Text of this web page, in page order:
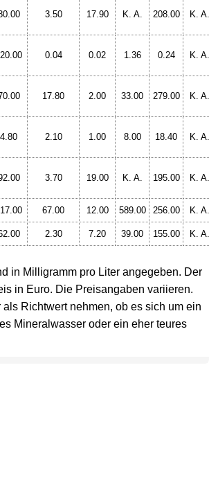
3.50 17.90 K. A. 208.00 K. A.
0.04 0.02 1.36 0.24 K. A.
17.80 2.00 33.00 279.00 K. A.
4.80 2.10 1.00 8.00 18.40 K. A.
3.70 19.00 K. A. 195.00 K. A.
67.00 12.00 589.00 256.00 K. A.
2.30 7.20 39.00 155.00 K. A.
in Milligramm pro Liter angegeben. Der
in Euro. Die Preisangaben variieren.
Richtwert nehmen, ob es sich um ein
Mineralwasser oder ein eher teures